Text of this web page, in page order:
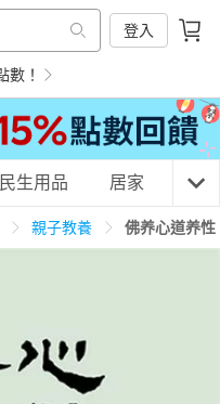
登入
數！
運動休閒
民生用品 居家 3C
親子教養 佛养心道养